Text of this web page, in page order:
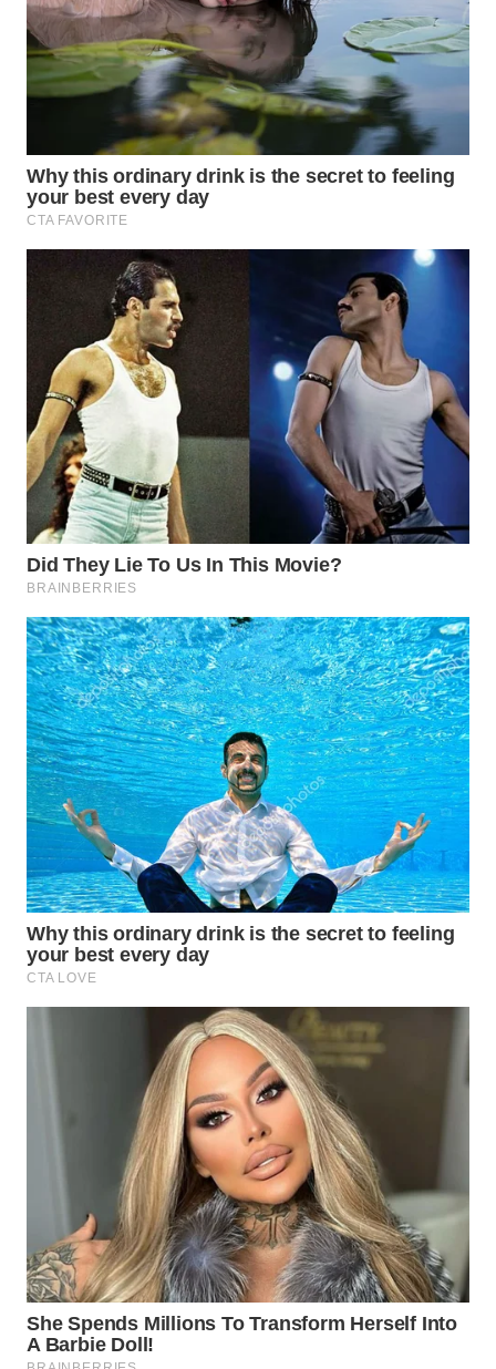
SUMEDANG
WN
WN
KEPULAUAN
SERIBU
TANGERANG
WN
BINJAI
WN
CIREBON
WN
INDRAMAYU
WN
KUNINGAN
WN
MAJALENGKA
WN
SUBANG
WN
SUKABUMI
WN
PURWAKARTA
WN
WN
BOROBUDUR
WN